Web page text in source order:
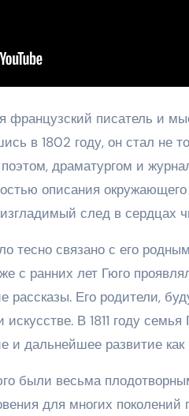
писатель и
в 1802 году, он стал не
драматургом и
описания
след в сердцах
тесно связано с его
с ранних лет Гюго
Его родители,
искусстве. В 1811 году
и дальнейшее развитие как
были весьма
для многих поколений